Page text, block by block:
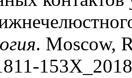
. Moscow,